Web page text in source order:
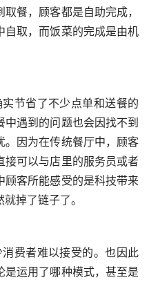
餐，顾客都是自助完成，
自取，而饭菜的完成是由机
遇到的问题也会因找不到
。因为在传统餐厅中，顾客
接可以与店里的服务员或者
顾客所能感受的是科技带来
掉了链子了。
是运用了哪种模式，甚至是